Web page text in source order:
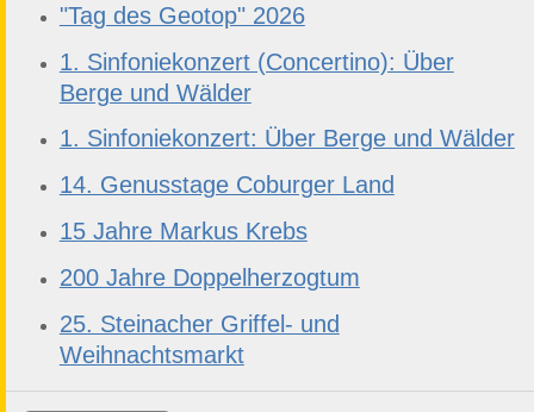
"Tag des Geotop" 2026
1. Sinfoniekonzert (Concertino): Über
Berge und Wälder
1. Sinfoniekonzert: Über Berge und Wälder
14. Genusstage Coburger Land
15 Jahre Markus Krebs
200 Jahre Doppelherzogtum
25. Steinacher Griffel- und
Weihnachtsmarkt